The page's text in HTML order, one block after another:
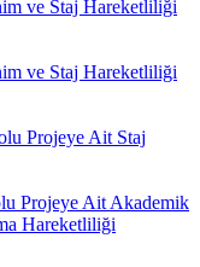
ve Staj Hareketliliği
ve Staj Hareketliliği
Projeye Ait Staj
Projeye Ait Akademik
Hareketliliği